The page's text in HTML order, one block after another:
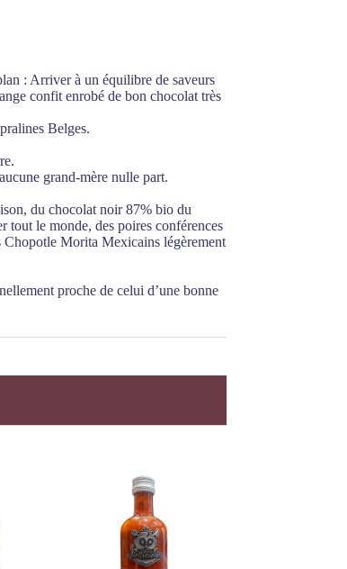
: Arriver à un équilibre de saveurs
confit enrobé de bon chocolat très
Belges.
grand-mère nulle part.
du chocolat noir 87% bio du
tout le monde, des poires conférences
Chopotle Morita Mexicains légèrement
proche de celui d’une bonne